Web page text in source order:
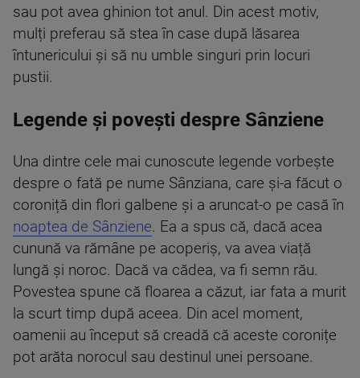
sau pot avea ghinion tot anul. Din acest motiv,
mulți preferau să stea în case după lăsarea
întunericului și să nu umble singuri prin locuri
pustii.
Legende și povești despre Sânziene
Una dintre cele mai cunoscute legende vorbește
despre o fată pe nume Sânziana, care și-a făcut o
coroniță din flori galbene și a aruncat-o pe casă în
noaptea de Sânziene. Ea a spus că, dacă acea
cunună va rămâne pe acoperiș, va avea viață
lungă și noroc. Dacă va cădea, va fi semn rău.
Povestea spune că floarea a căzut, iar fata a murit
la scurt timp după aceea. Din acel moment,
oamenii au început să creadă că aceste coronițe
pot arăta norocul sau destinul unei persoane.